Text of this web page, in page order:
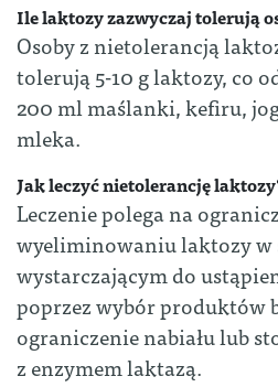
Ile laktozy zazwyczaj tolerują
Osoby z nietolerancją
tolerują 5-10 g laktozy, co
200 ml maślanki, kefiru,
mleka.
Jak leczyć nietolerancję
Leczenie polega na
wyeliminowaniu laktozy
wystarczającym do
poprzez wybór produktów
ograniczenie nabiału lub
z enzymem laktazą.